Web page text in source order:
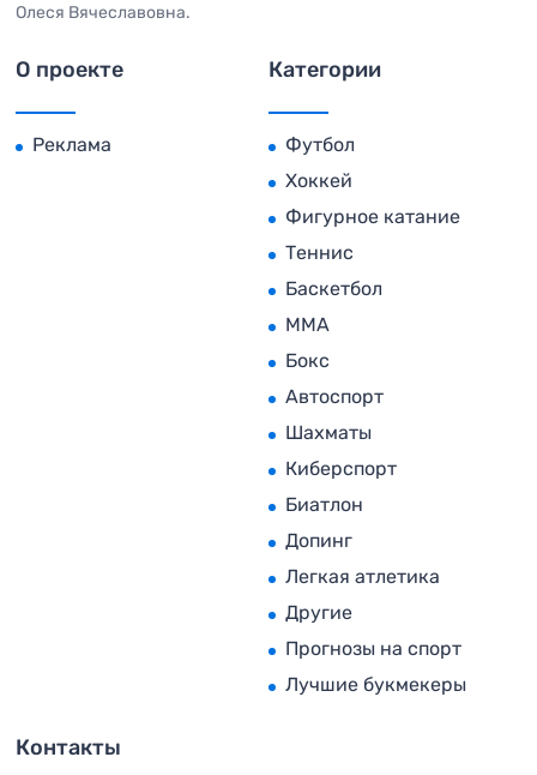
Олеся Вячеславовна.
О проекте
Реклама
Категории
Футбол
Хоккей
Фигурное катание
Теннис
Баскетбол
MMA
Бокс
Автоспорт
Шахматы
Киберспорт
Биатлон
Допинг
Легкая атлетика
Другие
Прогнозы на спорт
Лучшие букмекеры
Контакты